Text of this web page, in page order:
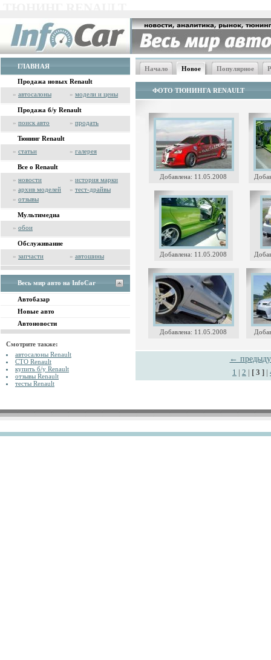
ГЛАВНАЯ
Продажа новых Renault
» автосалоны » модели и цены
Продажа б/у Renault
» поиск авто » продать
Тюнинг Renault
» статьи » галерея
Все о Renault
» новости » история марки
» архив моделей » тест-драйвы
» отзывы
Мультимедиа
» обои
Обслуживание
» запчасти » автошины
Весь мир авто на InfoCar
Автобазар
Новые авто
Автоновости
Смотрите также:
автосалоны Renault
СТО Renault
купить б/у Renault
отзывы Renault
тесты Renault
Начало Новое Популярное
ФОТО ТЮНИНГА RENAULT
Добавлена: 11.05.2008
Добавлена: 11.05.2008
Добавлена: 11.05.2008
←
1 | 2 | [ 3 ] |